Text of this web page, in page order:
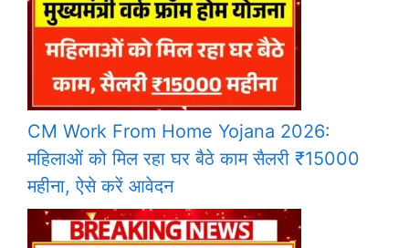
CM Work From Home Yojana 2026:
महिलाओं को मिल रहा घर बैठे काम सैलरी ₹15000
महीना, ऐसे करें आवेदन